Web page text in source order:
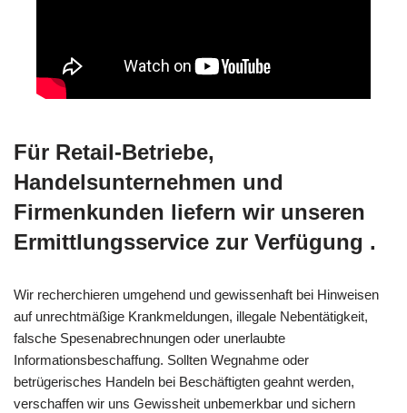
Für Retail-Betriebe,
Handelsunternehmen und
Firmenkunden liefern wir unseren
Ermittlungsservice zur Verfügung .
Wir recherchieren umgehend und gewissenhaft bei Hinweisen
auf unrechtmäßige Krankmeldungen, illegale Nebentätigkeit,
falsche Spesenabrechnungen oder unerlaubte
Informationsbeschaffung. Sollten Wegnahme oder
betrügerisches Handeln bei Beschäftigten geahnt werden,
verschaffen wir uns Gewissheit unbemerkbar und sichern